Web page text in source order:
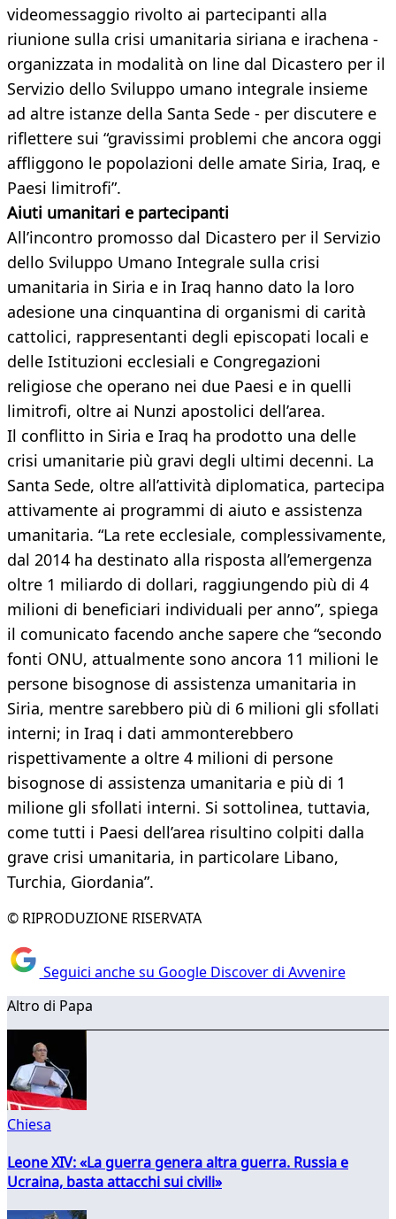
videomessaggio rivolto ai partecipanti alla
riunione sulla crisi umanitaria siriana e irachena -
organizzata in modalità on line dal Dicastero per il
Servizio dello Sviluppo umano integrale insieme
ad altre istanze della Santa Sede - per discutere e
riflettere sui “gravissimi problemi che ancora oggi
affliggono le popolazioni delle amate Siria, Iraq, e
Paesi limitrofi”.
Aiuti umanitari e partecipanti
All’incontro promosso dal Dicastero per il Servizio
dello Sviluppo Umano Integrale sulla crisi
umanitaria in Siria e in Iraq hanno dato la loro
adesione una cinquantina di organismi di carità
cattolici, rappresentanti degli episcopati locali e
delle Istituzioni ecclesiali e Congregazioni
religiose che operano nei due Paesi e in quelli
limitrofi, oltre ai Nunzi apostolici dell’area.
Il conflitto in Siria e Iraq ha prodotto una delle
crisi umanitarie più gravi degli ultimi decenni. La
Santa Sede, oltre all’attività diplomatica, partecipa
attivamente ai programmi di aiuto e assistenza
umanitaria. “La rete ecclesiale, complessivamente,
dal 2014 ha destinato alla risposta all’emergenza
oltre 1 miliardo di dollari, raggiungendo più di 4
milioni di beneficiari individuali per anno”, spiega
il comunicato facendo anche sapere che “secondo
fonti ONU, attualmente sono ancora 11 milioni le
persone bisognose di assistenza umanitaria in
Siria, mentre sarebbero più di 6 milioni gli sfollati
interni; in Iraq i dati ammonterebbero
rispettivamente a oltre 4 milioni di persone
bisognose di assistenza umanitaria e più di 1
milione gli sfollati interni. Si sottolinea, tuttavia,
come tutti i Paesi dell’area risultino colpiti dalla
grave crisi umanitaria, in particolare Libano,
Turchia, Giordania”.
© RIPRODUZIONE RISERVATA
Seguici anche su Google Discover di Avvenire
Altro di Papa
Chiesa
Leone XIV: «La guerra genera altra guerra. Russia e
Ucraina, basta attacchi sui civili»